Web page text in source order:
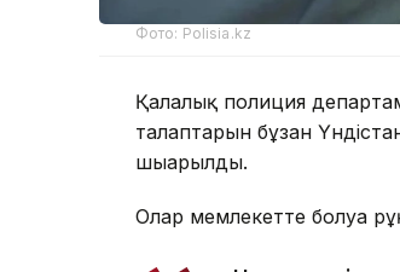
Фото: Polisia.kz
Қалалық полиция
талаптарын бұзған
шығарылды.
Олар мемлекетте болуға